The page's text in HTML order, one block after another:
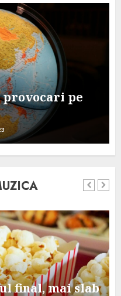
provocari pe
final, mai slab